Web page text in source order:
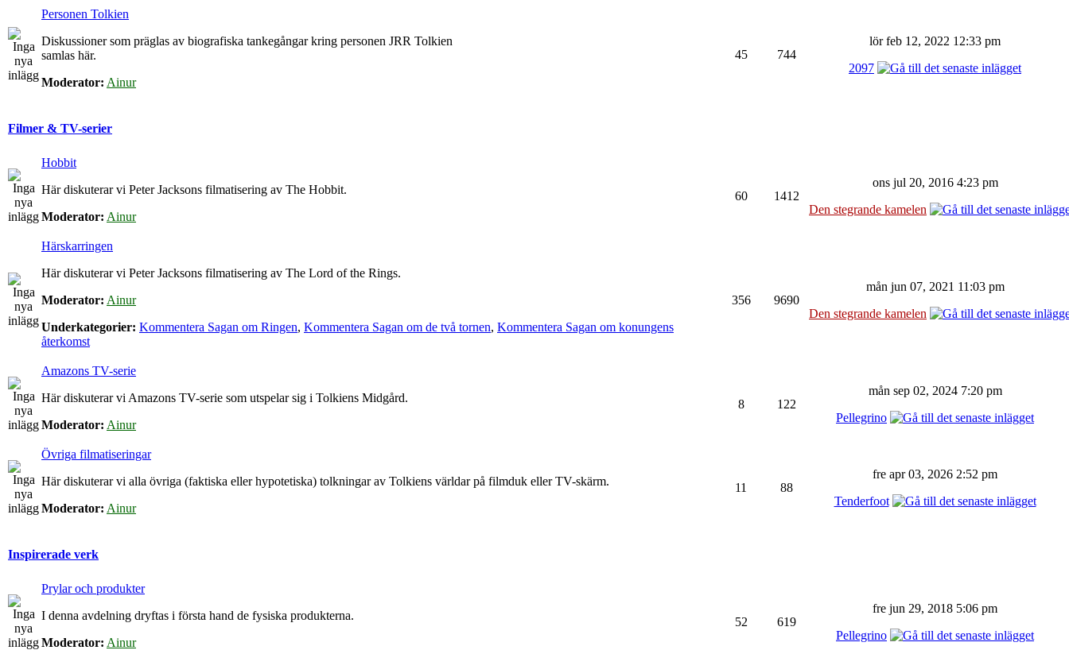
Personen Tolkien
Diskussioner som präglas av biografiska tankegångar kring personen JRR Tolkien
samlas här.
Moderator: Ainur
45 744
lör feb 12, 2022 12:33 pm
2097
Filmer & TV-serier
Hobbit
Här diskuterar vi Peter Jacksons filmatisering av The Hobbit.
Moderator: Ainur
60 1412
ons jul 20, 2016 4:23 pm
Den stegrande kamelen
Härskarringen
Här diskuterar vi Peter Jacksons filmatisering av The Lord of the Rings.
Moderator: Ainur
Underkategorier: Kommentera Sagan om Ringen, Kommentera Sagan om de två tornen, Kommentera Sagan om konungens
återkomst
356 9690
mån jun 07, 2021 11:03 pm
Den stegrande kamelen
Amazons TV-serie
Här diskuterar vi Amazons TV-serie som utspelar sig i Tolkiens Midgård.
Moderator: Ainur
8 122
mån sep 02, 2024 7:20 pm
Pellegrino
Övriga filmatiseringar
Här diskuterar vi alla övriga (faktiska eller hypotetiska) tolkningar av Tolkiens världar på filmduk eller TV-skärm.
Moderator: Ainur
11 88
fre apr 03, 2026 2:52 pm
Tenderfoot
Inspirerade verk
Prylar och produkter
I denna avdelning dryftas i första hand de fysiska produkterna.
Moderator: Ainur
52 619
fre jun 29, 2018 5:06 pm
Pellegrino